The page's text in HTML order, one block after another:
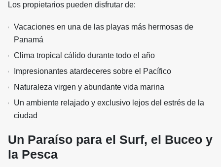
Los propietarios pueden disfrutar de:
Vacaciones en una de las playas más hermosas de
Panamá
Clima tropical cálido durante todo el año
Impresionantes atardeceres sobre el Pacífico
Naturaleza virgen y abundante vida marina
Un ambiente relajado y exclusivo lejos del estrés de la
ciudad
Un Paraíso para el Surf, el Buceo y
la Pesca